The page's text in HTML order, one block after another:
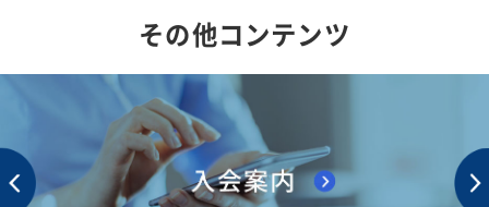
その他コンテンツ